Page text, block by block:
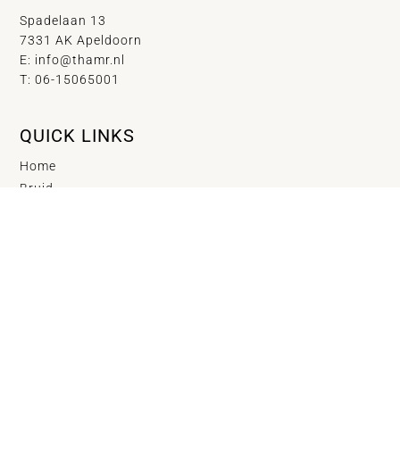
Spadelaan 13
7331 AK Apeldoorn
E: info@thamr.nl
T: 06-15065001
QUICK LINKS
Home
Bruid